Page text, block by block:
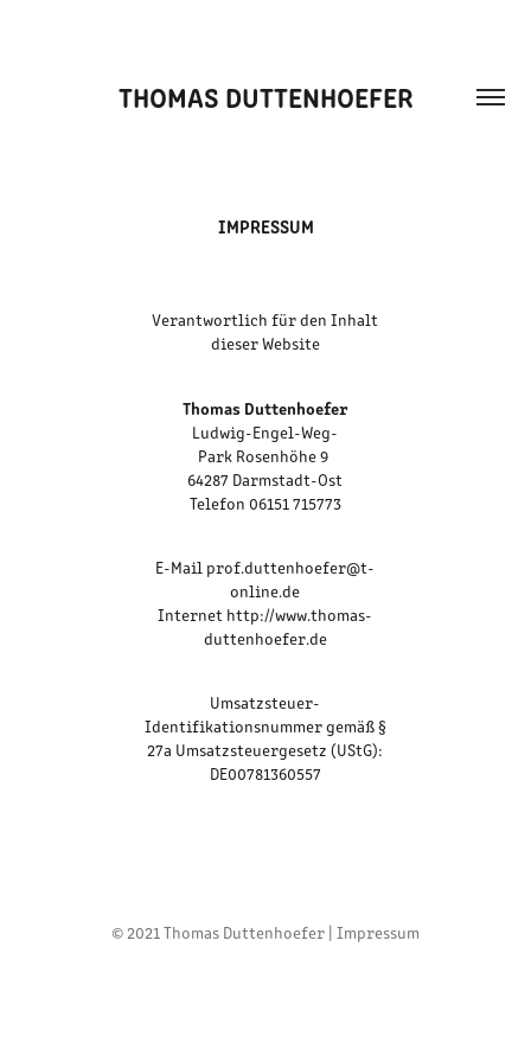
THOMAS DUTTENHOEFER
IMPRESSUM
Verantwortlich für den Inhalt
dieser Website
Thomas Duttenhoefer
Ludwig-Engel-Weg-
Park Rosenhöhe 9
64287 Darmstadt-Ost
Telefon 06151 715773
E-Mail prof.duttenhoefer@t-
online.de
Internet http://www.thomas-
duttenhoefer.de
Umsatzsteuer-
Identifikationsnummer gemäß §
27a Umsatzsteuergesetz (UStG):
DE00781360557
© 2021 Thomas Duttenhoefer | Impressum